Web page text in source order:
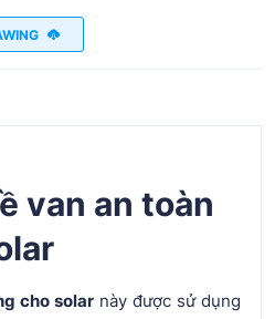
van an toàn
cho solar này được sử dụng